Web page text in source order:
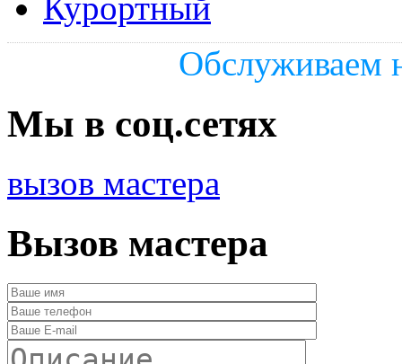
Обслуживаем
Мы в соц.сетях
вызов мастера
Вызов мастера